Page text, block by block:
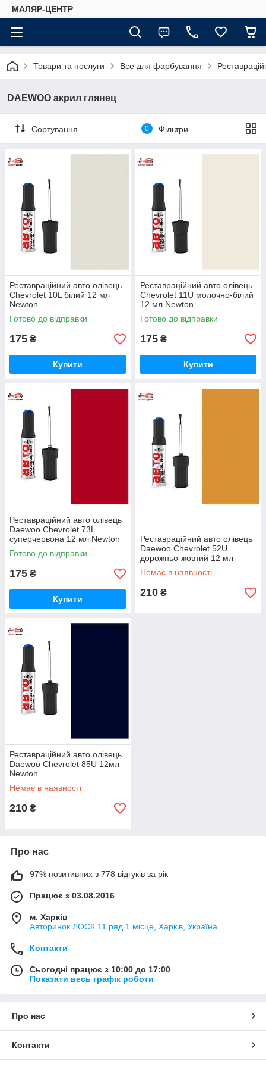
МАЛЯР-ЦЕНТР
Товари та послуги Все для фарбування
DAEWOO акрил глянец
Сортування 0 Фільтри
Реставраційний авто олівець
Chevrolet 10L білий 12 мл
Newton
Готово до відправки
175 ₴
Купити
Реставраційний авто олівець
Chevrolet 11U молочно-білий
12 мл Newton
Готово до відправки
175 ₴
Купити
Реставраційний авто олівець
Daewoo Chevrolet 73L
суперчервона 12 мл Newton
Готово до відправки
175 ₴
Купити
Реставраційний авто олівець
Daewoo Chevrolet 52U
дорожньо-жовтий 12 мл
Newton
Немає в наявності
210 ₴
Реставраційний авто олівець
Daewoo Chevrolet 85U 12мл
Newton
Немає в наявності
210 ₴
Про нас
97% позитивних з 778 відгуків за рік
Працює з 03.08.2016
м. Харків
Авторинок ЛОСК 11 ряд 1 місце, Харків, Україна
Контакти
Сьогодні працює з 10:00 до 17:00
Показати весь графік роботи
Про нас
Контакти